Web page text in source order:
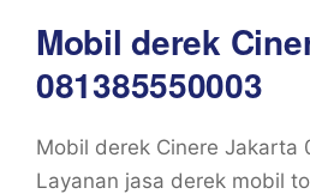
Mobil derek
081385550003
Mobil derek Cinere Jakarta
Layanan jasa derek mobil